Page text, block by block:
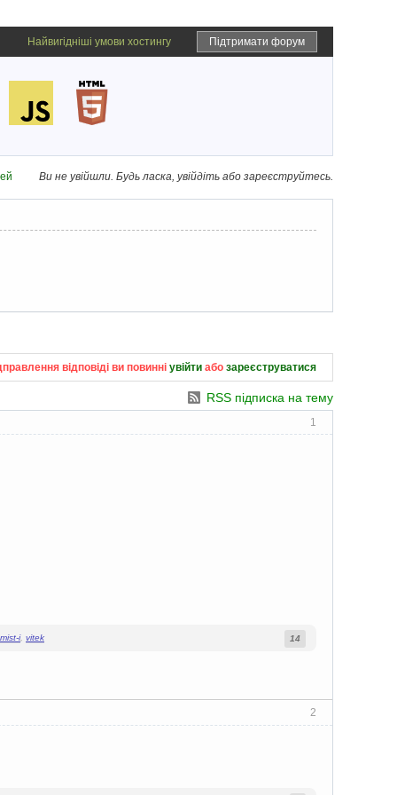
Підтримати форум
Найвигідніші умови хостингу
Ви не увійшли. Будь ласка, увійдіть або зареєструйтесь.
відповіді ви повинні увійти або зареєструватися
RSS підписка на тему
1
i, vitek 14
2